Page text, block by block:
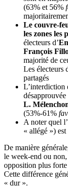
(63% et 56%
Le couvre-
les zones les
électeurs d’
François
majorité de
Les électeurs
partagés
L’interdiction
L.
(53%-61%
A noter quel
« allégé »)
De manière
le week-end ou
opposition plus forte
Cette différence
« dur ».